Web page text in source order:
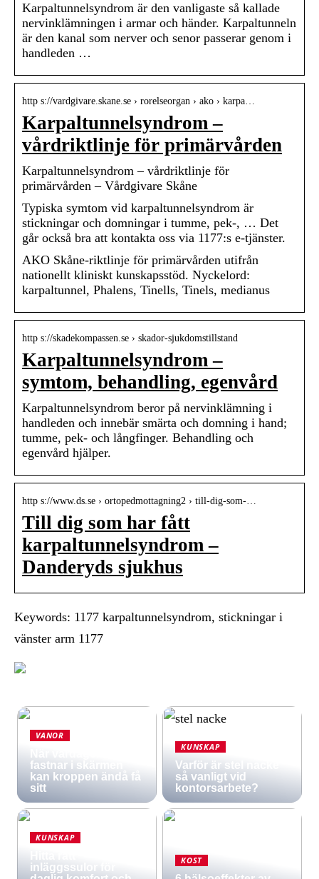
Karpaltunnelsyndrom är den vanligaste så kallade
nervinklämningen i armar och händer. Karpaltunneln
är den kanal som nerver och senor passerar genom i
handleden …
http s://vardgivare.skane.se › rorelseorgan › ako › karpa…
Karpaltunnelsyndrom –
vårdriktlinje för primärvården
Karpaltunnelsyndrom – vårdriktlinje för
primärvården – Vårdgivare Skåne
Typiska symtom vid karpaltunnelsyndrom är
stickningar och domningar i tumme, pek-, … Det
går också bra att kontakta oss via 1177:s e-tjänster.
AKO Skåne-riktlinje för primärvården utifrån
nationellt kliniskt kunskapsstöd. Nyckelord:
karpaltunnel, Phalens, Tinells, Tinels, medianus
http s://skadekompassen.se › skador-sjukdomstillstand
Karpaltunnelsyndrom –
symtom, behandling, egenvård
Karpaltunnelsyndrom beror på nervinklämning i
handleden och innebär smärta och domning i hand;
tumme, pek- och långfinger. Behandling och
egenvård hjälper.
http s://www.ds.se › ortopedmottagning2 › till-dig-som-…
Till dig som har fått
karpaltunnelsyndrom –
Danderyds sjukhus
Keywords: 1177 karpaltunnelsyndrom, stickningar i
vänster arm 1177
VANOR
fastnar i skärmen
kan kroppen ändå få
sitt
KUNSKAP
Varför är stel nacke
så vanligt vid
kontorsarbete?
KUNSKAP
Hitta rätt
inläggssulor för
KOST